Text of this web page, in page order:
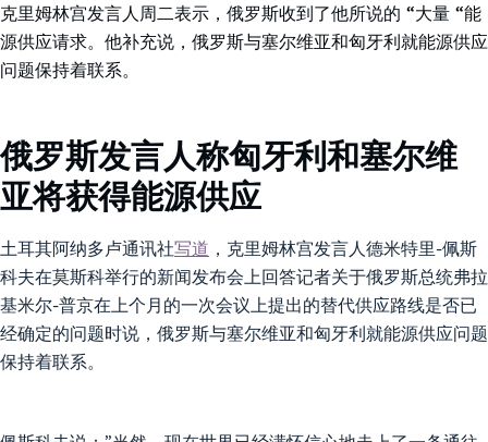
克里姆林宫发言人周二表示，俄罗斯收到了他所说的 “大量 “能
源供应请求。他补充说，俄罗斯与塞尔维亚和匈牙利就能源供应
问题保持着联系。
俄罗斯发言人称匈牙利和塞尔维
亚将获得能源供应
土耳其阿纳多卢通讯社写道 ，克里姆林宫发言人德米特里-佩斯
科夫在莫斯科举行的新闻发布会上回答记者关于俄罗斯总统弗拉
基米尔-普京在上个月的一次会议上提出的替代供应路线是否已
经确定的问题时说，俄罗斯与塞尔维亚和匈牙利就能源供应问题
保持着联系。